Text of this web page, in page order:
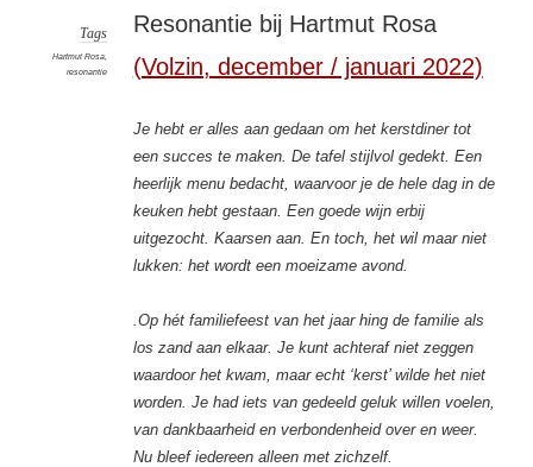
Tags
Hartmut Rosa,
resonantie
Resonantie bij Hartmut Rosa
(Volzin, december / januari 2022)
Je hebt er alles aan gedaan om het kerstdiner tot
een succes te maken. De tafel stijlvol gedekt. Een
heerlijk menu bedacht, waarvoor je de hele dag in de
keuken hebt gestaan. Een goede wijn erbij
uitgezocht. Kaarsen aan. En toch, het wil maar niet
lukken: het wordt een moeizame avond.
.Op hét familiefeest van het jaar hing de familie als
los zand aan elkaar. Je kunt achteraf niet zeggen
waardoor het kwam, maar echt ‘kerst’ wilde het niet
worden. Je had iets van gedeeld geluk willen voelen,
van dankbaarheid en verbondenheid over en weer.
Nu bleef iedereen alleen met zichzelf.